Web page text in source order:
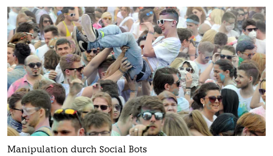
Manipulation durch Social Bots